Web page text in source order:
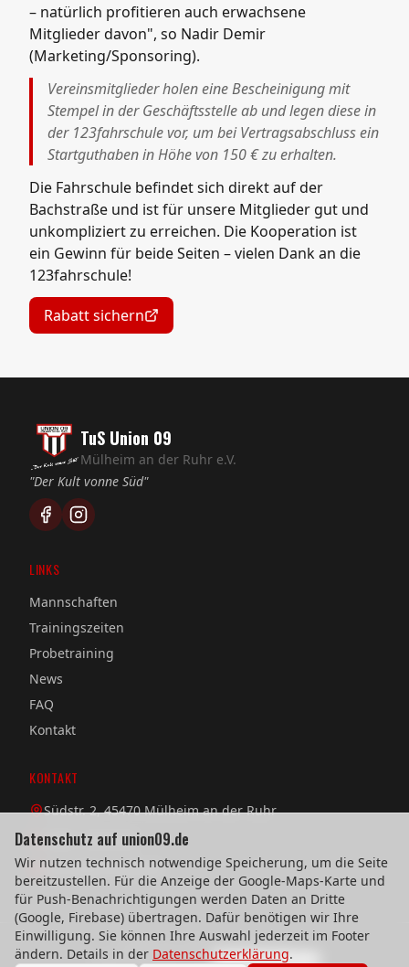
– natürlich profitieren auch erwachsene
Mitglieder davon", so Nadir Demir
(Marketing/Sponsoring).
Vereinsmitglieder holen eine Bescheinigung mit
Stempel in der Geschäftsstelle ab und legen diese in
der 123fahrschule vor, um bei Vertragsabschluss ein
Startguthaben in Höhe von 150 € zu erhalten.
Die Fahrschule befindet sich direkt auf der
Bachstraße und ist für unsere Mitglieder gut und
unkompliziert zu erreichen. Die Kooperation ist
ein Gewinn für beide Seiten – vielen Dank an die
123fahrschule!
Rabatt sichern
TuS Union 09
Mülheim an der Ruhr e.V.
"Der Kult vonne Süd"
LINKS
Mannschaften
Trainingszeiten
Probetraining
News
FAQ
Kontakt
KONTAKT
Südstr. 2, 45470 Mülheim an der Ruhr
0208 / 38 08 58
verein@union09.de
©2026TuS Union 09 Mülheim e.V.
Impressum DatenschutzCookie-Einstellungen
Datenschutz auf union09.de
Wir nutzen technisch notwendige Speicherung, um die Seite
bereitzustellen. Für die Anzeige der Google-Maps-Karte und
für Push-Benachrichtigungen werden Daten an Dritte
(Google, Firebase) übertragen. Dafür benötigen wir Ihre
Einwilligung. Sie können Ihre Auswahl jederzeit im Footer
ändern. Details in der Datenschutzerklärung.